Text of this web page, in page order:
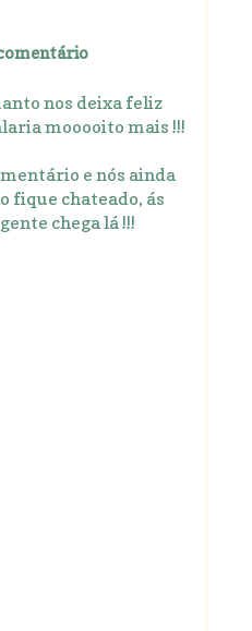
nos deixa feliz
mooooito mais !!!
e nós ainda
fique chateado, ás
chega lá !!!